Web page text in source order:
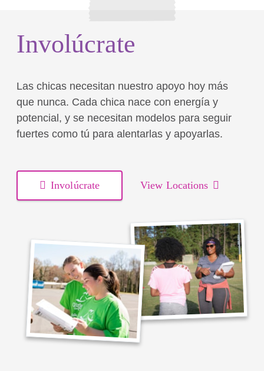
Involúcrate
Las chicas necesitan nuestro apoyo hoy más
que nunca. Cada chica nace con energía y
potencial, y se necesitan modelos para seguir
fuertes como tú para alentarlas y apoyarlas.
Involúcrate View Locations